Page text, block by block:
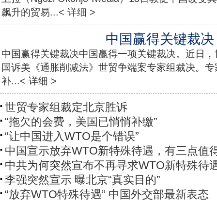
飙升的贸易...< 详细 >
中国赢得关键裁决
中国赢得关键裁决中国赢得一项关键裁决。近日
国诉美《通胀削减法》世贸争端案专家组裁决。
补...< 详细 >
世贸专家组裁定北京胜诉
“拖欠的会费，美国已悄悄补缴”
“让中国进入WTO是个错误”
中国宣示放弃WTO新特殊待遇，有三点值
中共为何突然宣布不再寻求WTO新特殊待
李强突然宣示 曝北京“真实目的”
“放弃WTO特殊待遇” 中国外交部最新表态